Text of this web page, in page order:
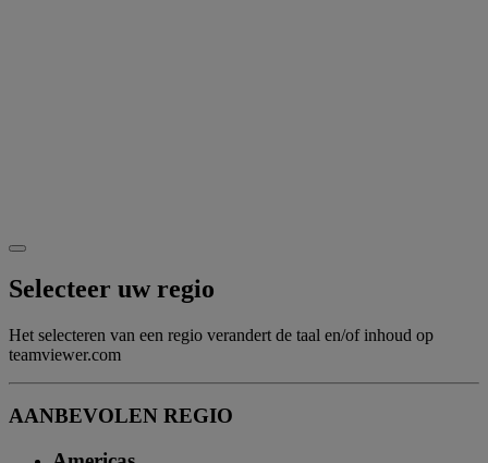
Selecteer uw regio
Het selecteren van een regio verandert de taal en/of inhoud op
teamviewer.com
AANBEVOLEN REGIO